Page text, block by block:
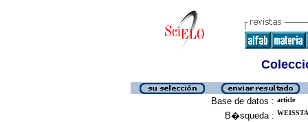
Base de datos : article
B�squeda :